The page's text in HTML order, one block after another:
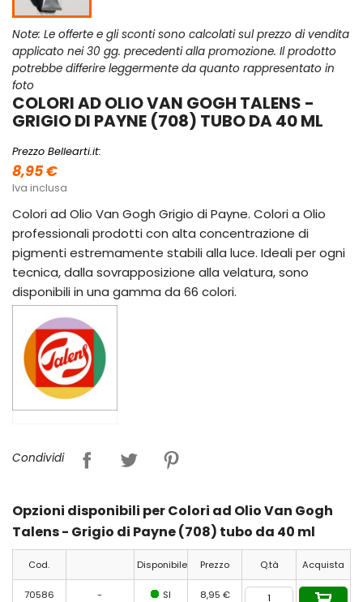
Note: Le offerte e gli sconti sono calcolati sul prezzo di vendita
applicato nei 30 gg. precedenti alla promozione. Il prodotto
potrebbe differire leggermente da quanto rappresentato in
foto
COLORI AD OLIO VAN GOGH TALENS -
GRIGIO DI PAYNE (708) TUBO DA 40 ML
Prezzo Bellearti.it:
8,95 €
Iva inclusa
Colori ad Olio Van Gogh Grigio di Payne. Colori a Olio
professionali prodotti con alta concentrazione di
pigmenti estremamente stabili alla luce. Ideali per ogni
tecnica, dalla sovrapposizione alla velatura, sono
disponibili in una gamma da 66 colori.
Condividi
Opzioni disponibili per Colori ad Olio Van Gogh
Talens - Grigio di Payne (708) tubo da 40 ml
Cod. Disponibile Prezzo Q.tà Acquista
70586 - SI 8,95 €